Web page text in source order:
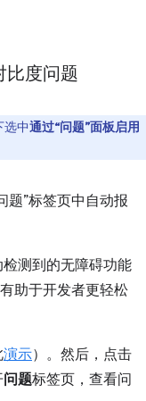
比度问题
选中通过“问题”面板启用
题”标签页中自动报
测到的无障碍功能
助于开发者更轻松
演示）。然后，点击
问题标签页，查看问